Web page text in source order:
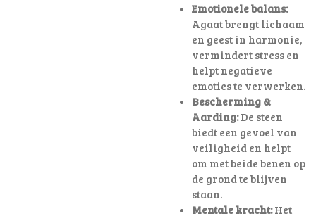
Emotionele balans:
Agaat brengt lichaam
en geest in harmonie,
vermindert stress en
helpt negatieve
emoties te verwerken.
Bescherming &
Aarding:De steen
biedt een gevoel van
veiligheid en helpt
om met beide benen op
de grond te blijven
staan.
Mentale kracht:Het